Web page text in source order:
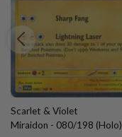
Scarlet & Violet
Miraidon - 080/198 (Holo)